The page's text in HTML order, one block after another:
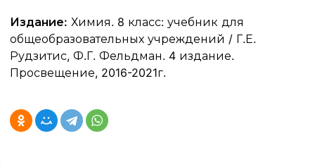
Издание: Химия. 8 класс: учебник для
общеобразовательных учреждений / Г.Е.
Рудзитис, Ф.Г. Фельдман. 4 издание.
Просвещение, 2016-2021г.